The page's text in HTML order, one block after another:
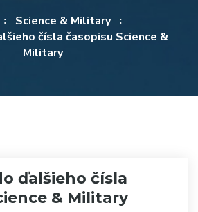
Science & Military
čísla časopisu Science &
Military
ďalšieho čísla
& Military